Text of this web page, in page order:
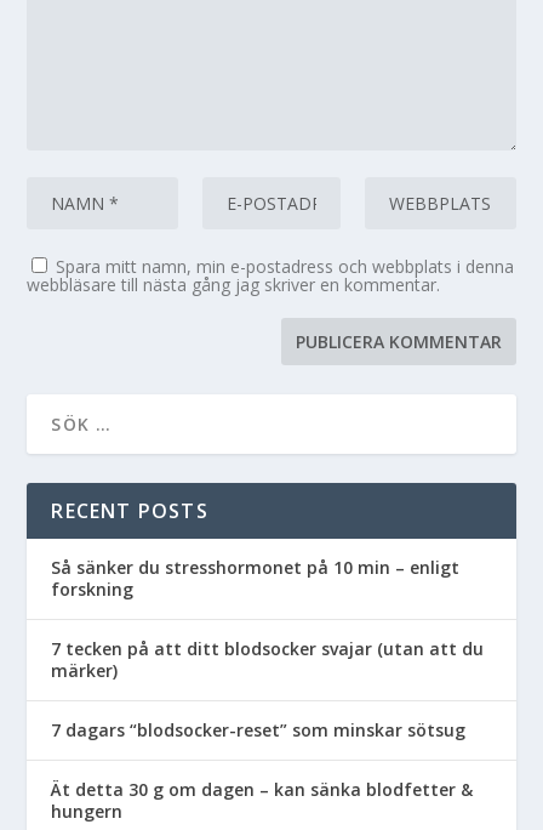
Spara mitt namn, min e-postadress och webbplats i denna
webbläsare till nästa gång jag skriver en kommentar.
RECENT POSTS
Så sänker du stresshormonet på 10 min – enligt
forskning
7 tecken på att ditt blodsocker svajar (utan att du
märker)
7 dagars “blodsocker-reset” som minskar sötsug
Ät detta 30 g om dagen – kan sänka blodfetter &
hungern